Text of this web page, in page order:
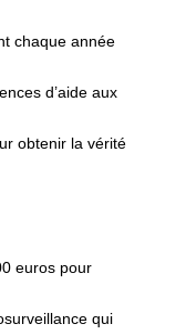
chaque année
d’aide aux
obtenir la vérité
euros pour
qui